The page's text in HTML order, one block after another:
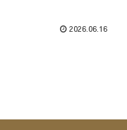
2026.06.16